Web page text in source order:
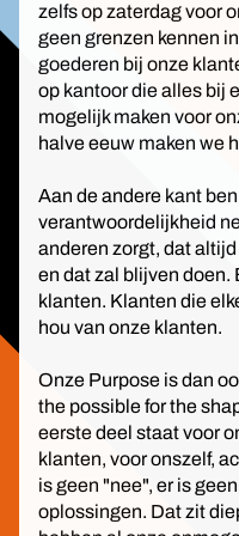
zelfs op zaterdag voor
geen grenzen kennen
goederen bij onze
op kantoor die alles bij
mogelijk maken voor
halve eeuw maken we
Aan de andere kant
verantwoordelijkheid
anderen zorgt, dat
en dat zal blijven doen.
klanten. Klanten die
hou van onze klanten.
Onze Purpose is dan
the possible for the
eerste deel staat voor
klanten, voor onszelf,
is geen "nee", er is
oplossingen. Dat zit